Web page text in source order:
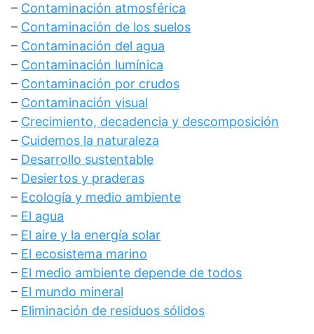
– Contaminación atmosférica
– Contaminación de los suelos
– Contaminación del agua
– Contaminación lumínica
– Contaminación por crudos
– Contaminación visual
– Crecimiento, decadencia y descomposición
– Cuidemos la naturaleza
– Desarrollo sustentable
– Desiertos y praderas
– Ecología y medio ambiente
– El agua
– El aire y la energía solar
– El ecosistema marino
– El medio ambiente depende de todos
– El mundo mineral
– Eliminación de residuos sólidos